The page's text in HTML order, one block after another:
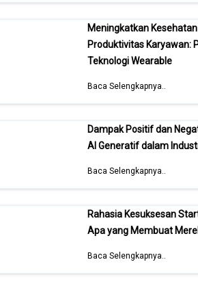
Meningkatkan
Produktivitas Karyawan:
Teknologi Wearable
Baca Selengkapnya..
Dampak Positif dan
AI Generatif dalam
Baca Selengkapnya..
Rahasia Kesuksesan
Apa yang Membuat
Baca Selengkapnya..